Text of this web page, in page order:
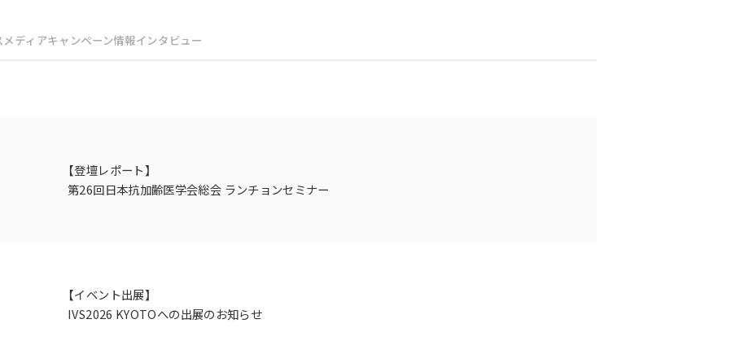
メディアキャンペーン情報インタビュー
【登壇レポート】
第26回日本抗加齢医学会総会 ランチョンセミナー
【イベント出展】
IVS2026 KYOTOへの出展のお知らせ